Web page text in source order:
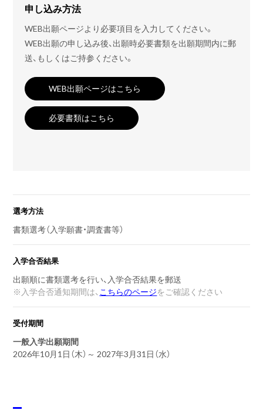
申し込み方法
WEB出願ページより必要項目を入力してください。
WEB出願の申し込み後、出願時必要書類を出願期間内に郵
送、もしくはご持参ください。
WEB出願ページはこちら
必要書類はこちら
選考方法
書類選考（入学願書・調査書等）
入学合否結果
出願順に書類選考を行い、入学合否結果を郵送
※ 入学合否通知期間は、 こちらのページをご確認ください
受付期間
一般入学出願期間
2026年10月1日（木）～ 2027年3月31日（水）